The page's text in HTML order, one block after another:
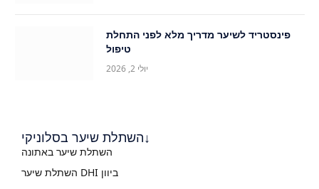
פינסטריד לשיער מדריך מלא לפני התחלת
טיפול
יולי 2, 2026
השתלת שיער בסלוניקי↓
השתלת שיער באתונה
השתלת שיער DHI ביוון